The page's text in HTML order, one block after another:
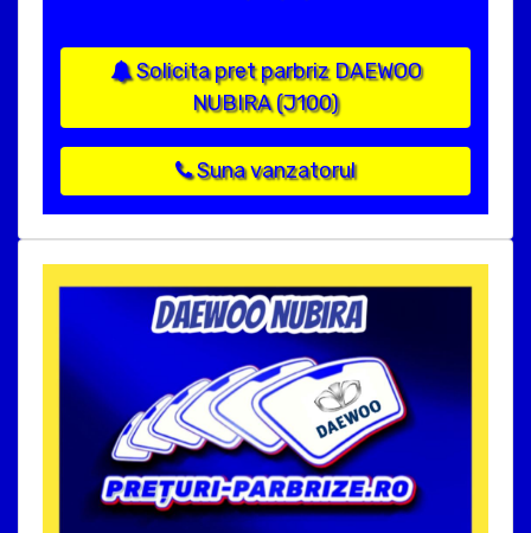
Solicita pret parbriz DAEWOO
NUBIRA (J100)
Suna vanzatorul